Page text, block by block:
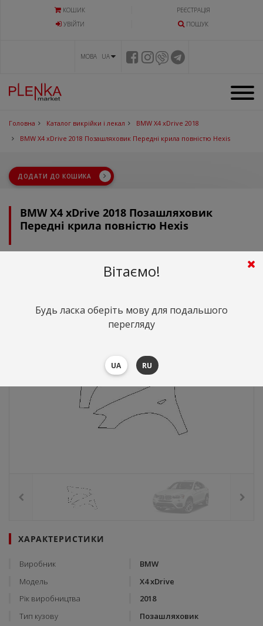
КОШИК
РЕЄСТРАЦІЯ
УВIЙТИ
ПОШУК
МОВА UA
Головна Каталог викрійки і лекал
BMW X4 xDrive 2018
BMW X4 xDrive 2018 Позашляховик Передні крила повністю Hexis
ДОДАТИ ДО КОШИКА
BMW X4 xDrive 2018 Позашляховик
Передні крила повністю Hexis
грн. ($100.8)
ХАРАКТЕРИСТИКИ
Виробник
BMW
Модель
X4 xDrive
Рік виробництва
2018
Тип кузову
Позашляховик
Вітаємо!
Будь ласка оберіть мову для подальшого
перегляду
UA RU